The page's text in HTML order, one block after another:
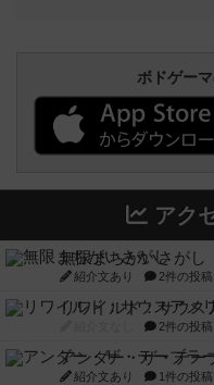
ボドゲー
アク
無限まちがいさがし
紹介文あり 2件の投稿
リワイルド：サウス
2件の投稿
アンダー・ザ・テー
紹介文あり 1件の投稿